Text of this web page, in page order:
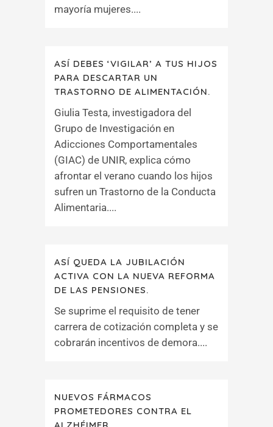
mayoría mujeres....
ASÍ DEBES ‘VIGILAR’ A TUS HIJOS
PARA DESCARTAR UN
TRASTORNO DE ALIMENTACIÓN.
Giulia Testa, investigadora del
Grupo de Investigación en
Adicciones Comportamentales
(GIAC) de UNIR, explica cómo
afrontar el verano cuando los hijos
sufren un Trastorno de la Conducta
Alimentaria....
ASÍ QUEDA LA JUBILACIÓN
ACTIVA CON LA NUEVA REFORMA
DE LAS PENSIONES.
Se suprime el requisito de tener
carrera de cotización completa y se
cobrarán incentivos de demora....
NUEVOS FÁRMACOS
PROMETEDORES CONTRA EL